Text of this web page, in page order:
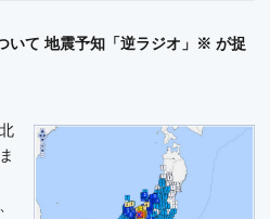
いて 地震予知「逆ラジオ」※ が捉